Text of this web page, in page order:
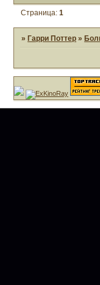
Страница:1
»Гарри Поттер »